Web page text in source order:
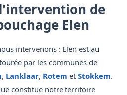
de
Elen
intervenons : Elen est au
par les communes de
, Lanklaar, Rotem et Stokkem.
constitue notre territoire